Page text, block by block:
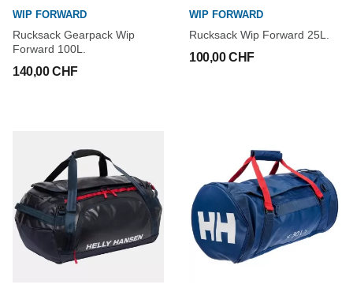
WIP FORWARD
Rucksack Gearpack Wip
Forward 100L.
140,00 CHF
WIP FORWARD
Rucksack Wip Forward 25L.
100,00 CHF